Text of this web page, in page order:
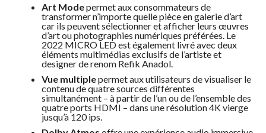
Art Modepermet aux consommateurs de
transformer n’importe quelle pièce en galerie d’art
car ils peuvent sélectionner et afficher leurs œuvres
d’art ou photographies numériques préférées. Le
2022 MICRO LED est également livré avec deux
éléments multimédias exclusifs de l’artiste et
designer de renom Refik Anadol.
Vue multiplepermet aux utilisateurs de visualiser le
contenu de quatre sources différentes
simultanément – à partir de l’un ou de l’ensemble des
quatre ports HDMI – dans une résolution 4K vierge
jusqu’à 120 ips.